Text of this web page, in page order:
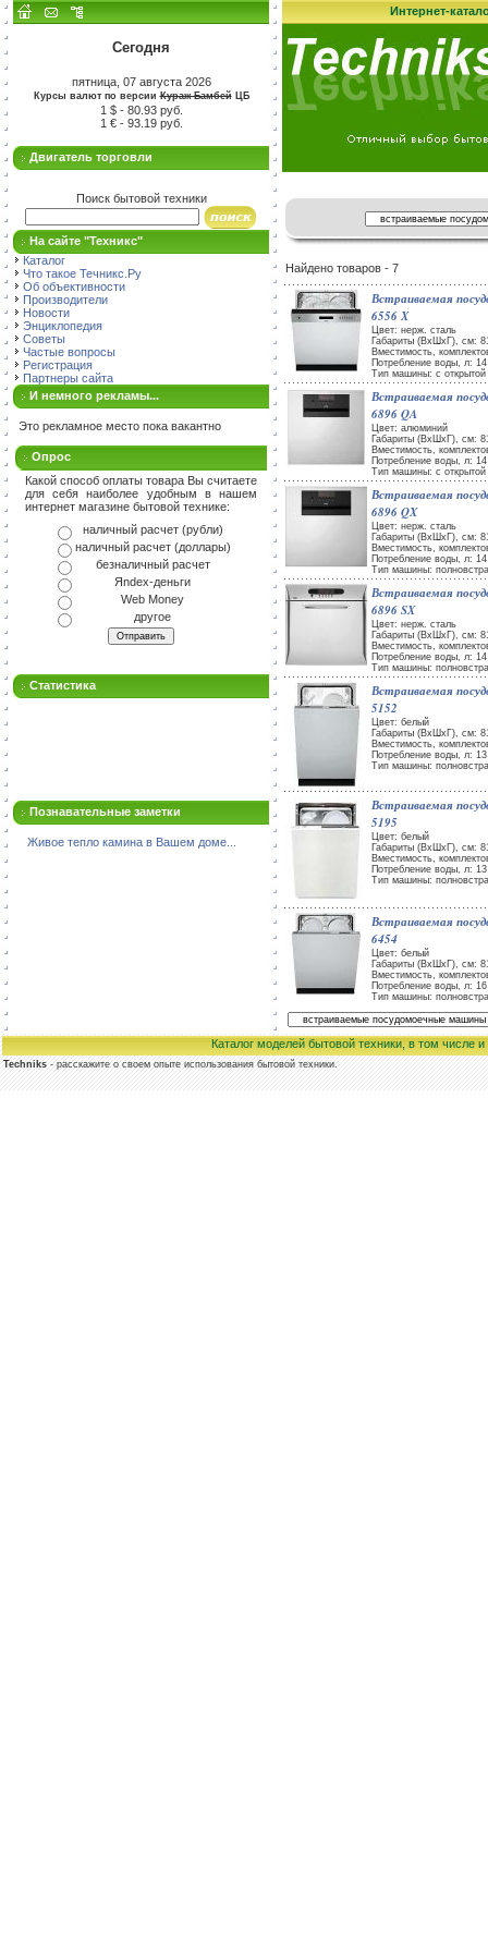
Сегодня
пятница, 07 августа 2026
Курсы валют по версииКураж-БамбейЦБ
1 $ - 80.93 руб.
1 € - 93.19 руб.
Двигатель торговли
Поиск бытовой техники
На сайте "Техникс"
Каталог
Что такое Течникс.Ру
Об объективности
Производители
Новости
Энциклопедия
Советы
Частые вопросы
Регистрация
Партнеры сайта
И немного рекламы...
Это рекламное место пока вакантно
Опрос
Какой способ оплаты товара Вы считаете
для себя наиболее удобным в нашем
интернет магазине бытовой технике:
наличный расчет (рубли)
наличный расчет (доллары)
безналичный расчет
Яndex-деньги
Web Money
другое
Статистика
Познавательные заметки
Живое тепло камина в Вашем доме...
Интернет-
Найдено товаров - 7
Встраиваемая
6556 X
Цвет: нерж. сталь
Габариты (ВxШxГ), см:
Вместимость,
Потребление воды, л: 14
Тип машины: с
Встраиваемая
6896 QA
Цвет: алюминий
Габариты (ВxШxГ), см:
Вместимость,
Потребление воды, л: 14
Тип машины: с
Встраиваемая
6896 QX
Цвет: нерж. сталь
Габариты (ВxШxГ), см:
Вместимость,
Потребление воды, л: 14
Тип машины:
Встраиваемая
6896 SX
Цвет: нерж. сталь
Габариты (ВxШxГ), см:
Вместимость,
Потребление воды, л: 14
Тип машины:
Встраиваемая
5152
Цвет: белый
Габариты (ВxШxГ), см:
Вместимость,
Потребление воды, л: 13
Тип машины:
Встраиваемая
5195
Цвет: белый
Габариты (ВxШxГ), см:
Вместимость,
Потребление воды, л: 13
Тип машины:
Встраиваемая
6454
Цвет: белый
Габариты (ВxШxГ), см:
Вместимость,
Потребление воды, л: 16
Тип машины:
Каталог моделей бытовой техники, в том числе
Techniks- расскажите о своем опыте использования бытовой техники.